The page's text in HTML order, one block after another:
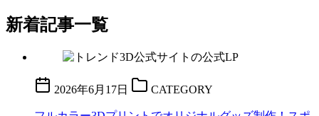
新着記事一覧
2026年6月17日 CATEGORY